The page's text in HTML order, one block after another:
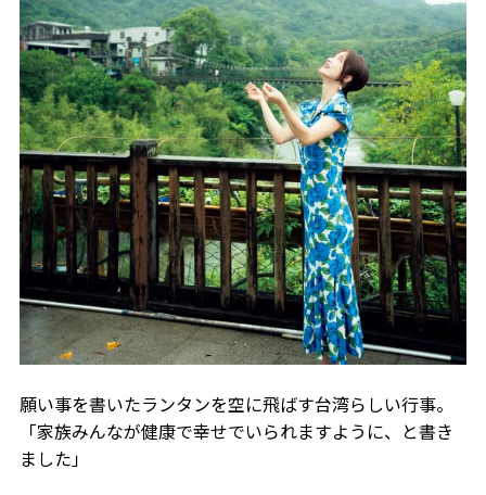
願い事を書いたランタンを空に飛ばす台湾らしい行事。
「家族みんなが健康で幸せでいられますように、と書き
ました」